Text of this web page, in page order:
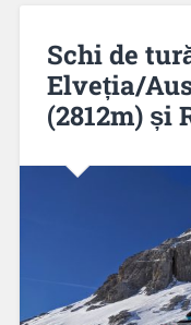
Schi de
Elveția/
(2812m) și